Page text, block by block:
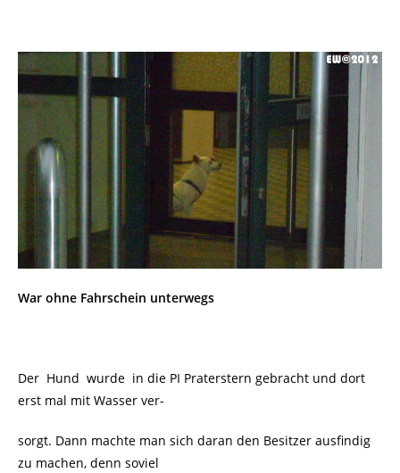
War ohne Fahrschein unterwegs
Der Hund wurde in die PI Praterstern gebracht und dort
erst mal mit Wasser ver-
sorgt. Dann machte man sich daran den Besitzer ausfindig
zu machen, denn soviel